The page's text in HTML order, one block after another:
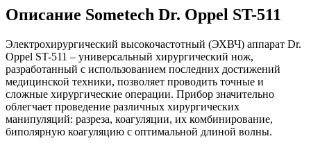
Описание Sometech Dr. Oppel ST-511
Электрохирургический высокочастотный (ЭХВЧ) аппарат Dr.
Oppel ST-511 – универсальный хирургический нож,
разработанный с использованием последних достижений
медицинской техники, позволяет проводить точные и
сложные хирургические операции. Прибор значительно
облегчает проведение различных хирургических
манипуляций: разреза, коагуляции, их комбинирование,
биполярную коагуляцию с оптимальной длиной волны.